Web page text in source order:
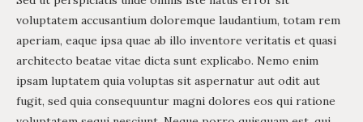
voluptatem accusantium doloremque laudantium, totam rem
aperiam, eaque ipsa quae ab illo inventore veritatis et quasi
architecto beatae vitae dicta sunt explicabo. Nemo enim
ipsam luptatem quia voluptas sit aspernatur aut odit aut
fugit, sed quia consequuntur magni dolores eos qui ratione